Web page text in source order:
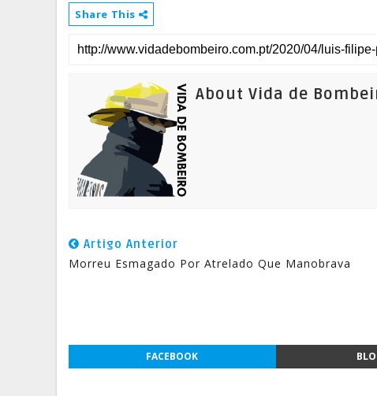
Share This
About Vida de
Artigo Anterior
Morreu Esmagado Por Atrelado Que Manobrava
FACEBOOK